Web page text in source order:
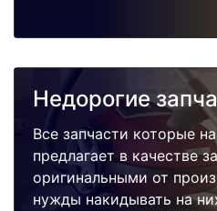
Недорогие
Все запчасти которые
предлагает в качестве
оригинальными от
нужды накидывать на